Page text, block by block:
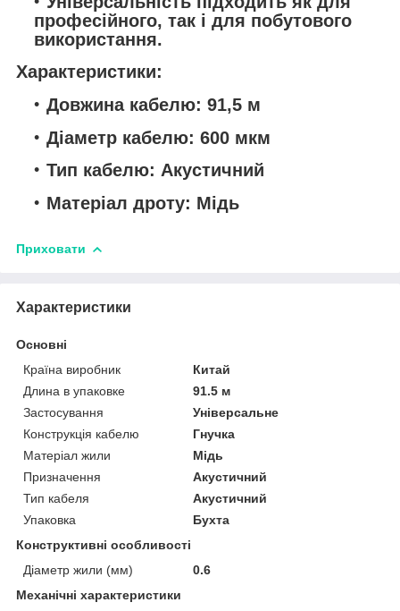
професійного, так і для побутового
використання.
Характеристики:
Довжина кабелю: 91,5 м
Діаметр кабелю: 600 мкм
Тип кабелю: Акустичний
Матеріал дроту: Мідь
Приховати
Характеристики
Основні
Країна виробник
Китай
Длина в упаковке
91.5 м
Застосування
Універсальне
Конструкція кабелю
Гнучка
Матеріал жили
Мідь
Призначення
Акустичний
Тип кабеля
Акустичний
Упаковка
Бухта
Конструктивні особливості
Діаметр жили (мм)
0.6
Механічні характеристики